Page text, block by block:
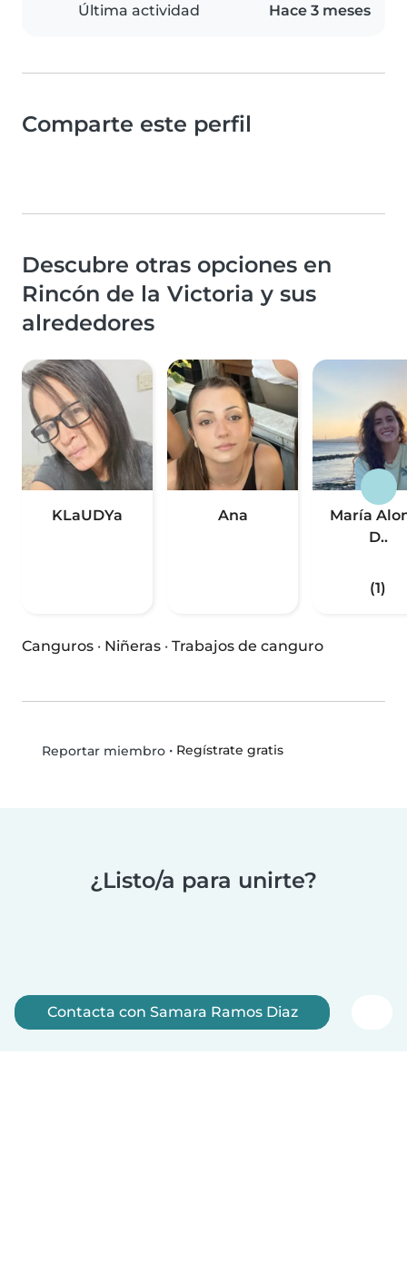
Última actividad Hace 3 meses
Comparte este perfil
Descubre otras opciones en
Rincón de la Victoria y sus
alrededores
KLaUDYa Ana
María
D..
(1)
Canguros · Niñeras · Trabajos de canguro
Reportar miembro• Regístrate gratis
¿Listo/a para unirte?
Contacta con Samara Ramos Diaz